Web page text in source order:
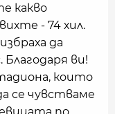
какво
- 74 хил.
да
ви!
които
се чувстваме